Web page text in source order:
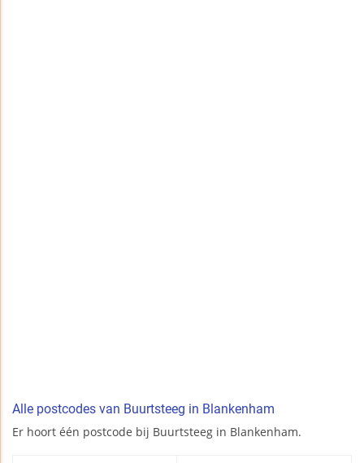
Alle postcodes van Buurtsteeg in Blankenham
Er hoort één postcode bij Buurtsteeg in Blankenham.